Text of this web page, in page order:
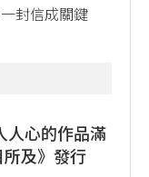
封信成關鍵
人心的作品滿
及》發行